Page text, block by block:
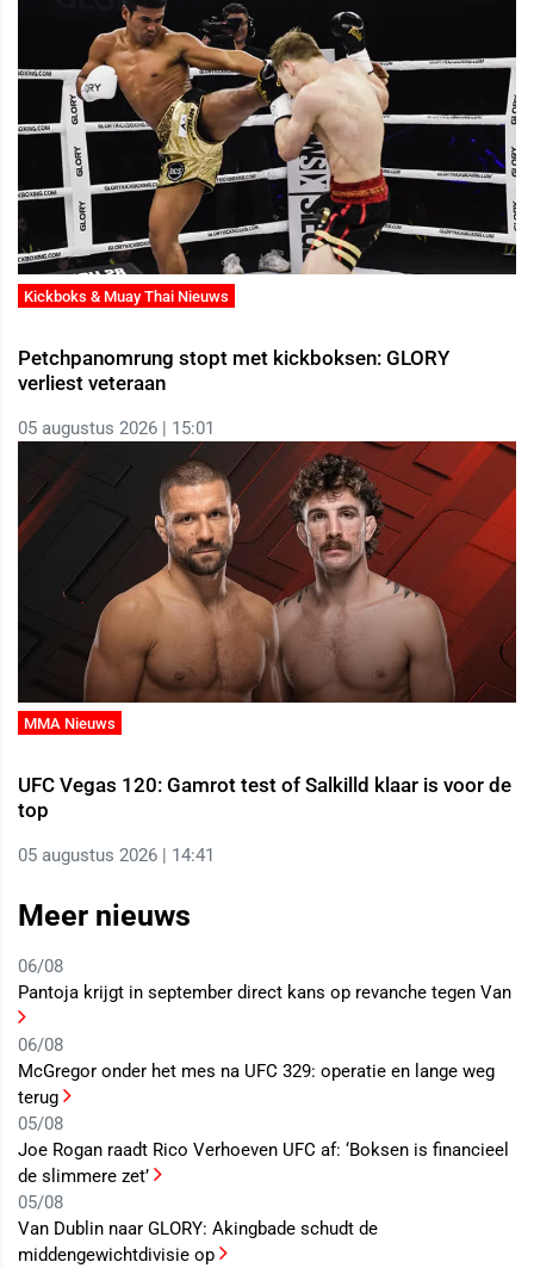
Kickboks & Muay Thai Nieuws
Petchpanomrung stopt met kickboksen: GLORY
verliest veteraan
05 augustus 2026 | 15:01
MMA Nieuws
UFC Vegas 120: Gamrot test of Salkilld klaar is voor de
top
05 augustus 2026 | 14:41
Meer nieuws
06/08
Pantoja krijgt in september direct kans op revanche tegen Van
06/08
McGregor onder het mes na UFC 329: operatie en lange weg
terug
05/08
Joe Rogan raadt Rico Verhoeven UFC af: ‘Boksen is financieel
de slimmere zet’
05/08
Van Dublin naar GLORY: Akingbade schudt de
middengewichtdivisie op